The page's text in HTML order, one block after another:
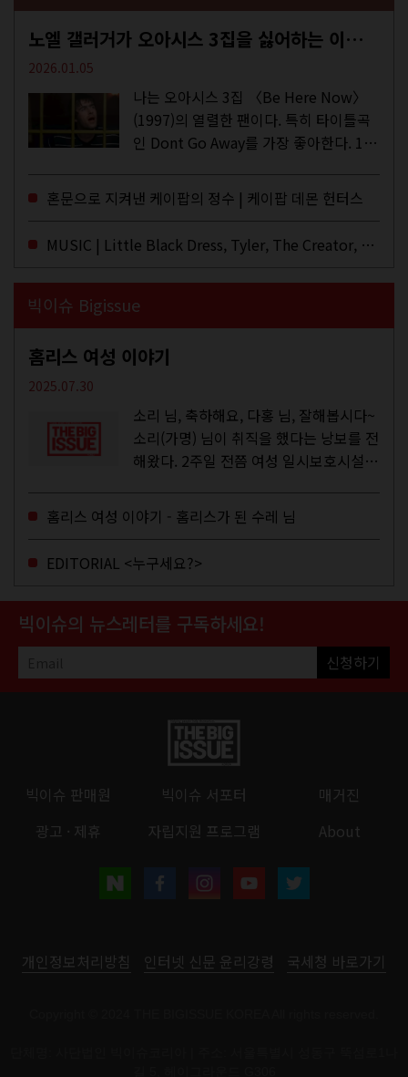
노엘 갤러거가 오아시스 3집을 싫어하는 이유 | DEFINITELY MAYBE, AGAIN
2026.01.05
나는 오아시스 3집 〈Be Here Now〉
(1997)의 열렬한 팬이다. 특히 타이틀곡
인 Dont Go Away를 가장 좋아한다. 15
이브·데모·부틀렉을 합쳐 3만 번 이상은
듣지 않았나 싶다. 이토록...
혼문으로 지켜낸 케이팝의 정수 | 케이팝 데몬 헌터스
MUSIC | Little Black Dress, Tyler, The Creator, Essie Jain
빅이슈 Bigissue
홈리스 여성 이야기
2025.07.30
소리 님, 축하해요, 다홍 님, 잘해봅시다~
소리(가명) 님이 취직을 했다는 낭보를 전
해왔다. 2주일 전쯤 여성 일시보호시설에
고, 저 오늘이 마지막이에요, 이렇게 인사
를 하고 가셨던...
홈리스 여성 이야기 - 홈리스가 된 수레 님
EDITORIAL <누구세요?>
빅이슈의 뉴스레터를 구독하세요!
신청하기
빅이슈 판매원 빅이슈 서포터
매거진
광고 · 제휴
자립지원 프로그램 About
개인정보처리방침 인터넷 신문 윤리강령 국세청 바로가기